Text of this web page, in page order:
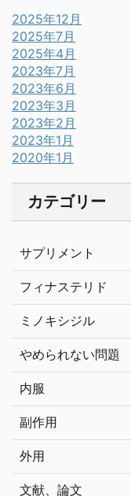
2025年12月
2025年7月
2025年4月
2023年7月
2023年6月
2023年3月
2023年2月
2023年1月
2020年1月
カテゴリー
サプリメント
フィナステリド
ミノキシジル
やめられない問題
内服
副作用
外用
文献、論文